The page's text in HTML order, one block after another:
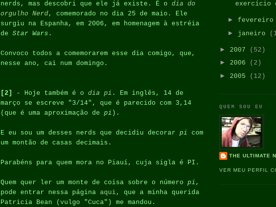
nerds, mas descobri que ele já existe. É o dia do
orgulho Nerd, comemorado no dia 25 de maio. Ele
surgiu na Espanha, em 2006, em homenagem à estréia
de Star Wars .
Convoco todos a comemorarem esse dia comigo, que,
nesse ano, cai num domingo.
[2] - Hoje também é o dia pi . Em inglês, 14 de
março se escreve "3/14", que é parecido com 3,14
(que é uma aproximação de pi ).
E eu sou um desses nerds que decidiu decorar pi com
um montão de casas decimais.
Parabéns para quem mora no Piauí, cuja sigla é PI.
Quem quer ler um monte de coisa sobre o número pi ,
pode entrar nessa página aqui , que a minha querida
Patricia Bean (vulgo "Cuca") me mandou.
exercício
► fevereiro
► janeiro
► 2007
(52)
► 2006
(2)
► 2005 (12)
QUEM SOU EU
THE ULTIMATE
VER MEU PERFIL